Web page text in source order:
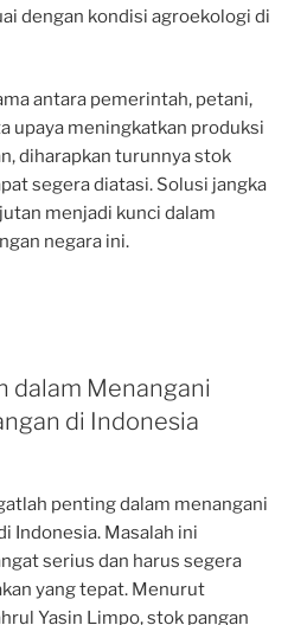
dengan kondisi agroekologi di
antara pemerintah, petani,
upaya meningkatkan produksi
diharapkan turunnya stok
segera diatasi. Solusi jangka
menjadi kunci dalam
negara ini.
dalam Menangani
di Indonesia
penting dalam menangani
Indonesia. Masalah ini
serius dan harus segera
yang tepat. Menurut
Yasin Limpo, stok pangan